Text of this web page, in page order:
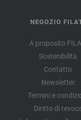
NEGOZIO
A proposito
Sostenibilità
Contatto
Newsletter
Termini e
Diritto di